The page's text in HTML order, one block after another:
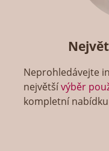
Neprohledávejte
největšívýběr
kompletní